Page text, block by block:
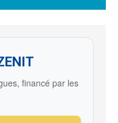
financé par les